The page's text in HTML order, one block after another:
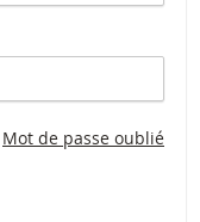
Mot de passe oublié